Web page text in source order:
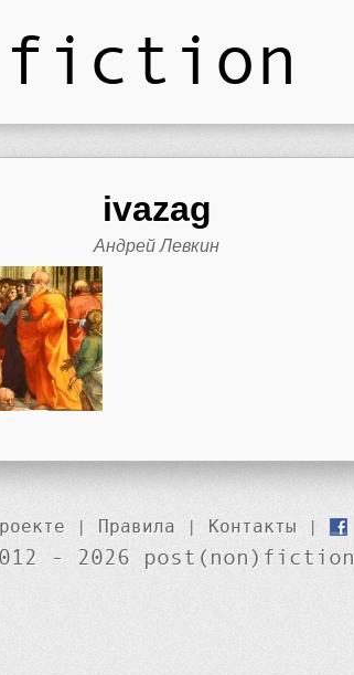
ivazag
Андрей Левкин
| Правила | Контакты |
- 2026 post(non)fiction